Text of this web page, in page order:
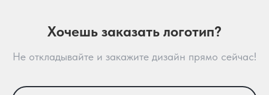
Хочешь заказать логотип?
Не откладывайте и закажите дизайн прямо сейчас!